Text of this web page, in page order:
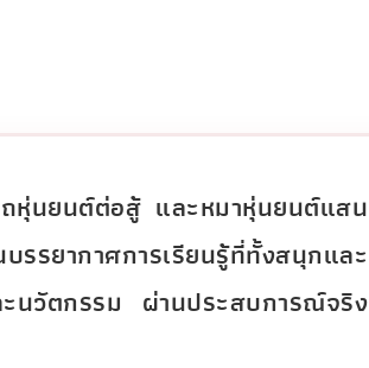
หุ่นยนต์ต่อสู้ และหมาหุ่นยนต์แสน
ยากาศการเรียนรู้ที่ทั้งสนุกและ
ะนวัตกรรม ผ่านประสบการณ์จริง